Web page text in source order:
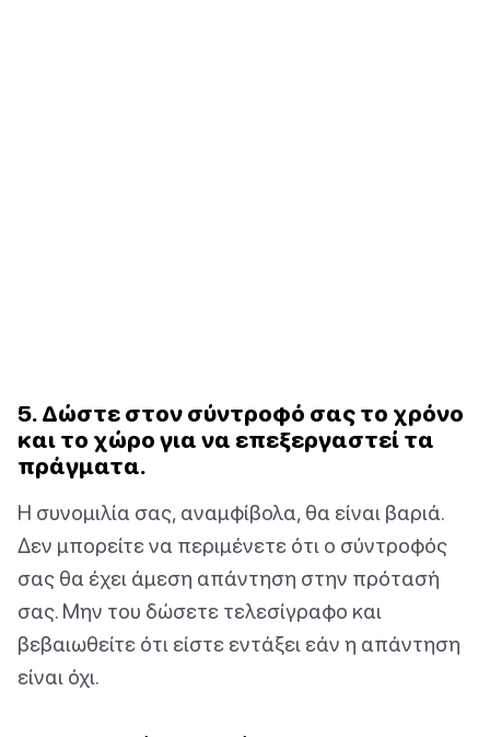
5. Δώστε στον σύντροφό σας το χρόνο
και το χώρο για να επεξεργαστεί τα
πράγματα.
Η συνομιλία σας, αναμφίβολα, θα είναι βαριά.
Δεν μπορείτε να περιμένετε ότι ο σύντροφός
σας θα έχει άμεση απάντηση στην πρότασή
σας. Μην του δώσετε τελεσίγραφο και
βεβαιωθείτε ότι είστε εντάξει εάν η απάντηση
είναι όχι.